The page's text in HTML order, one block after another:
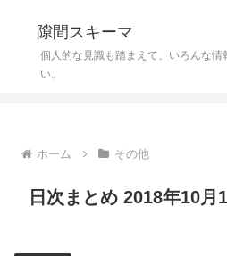
隙間スキーマ
個人的な見識も踏まえて、いろんな
い。
ホーム その他
日次まとめ 2018年10月